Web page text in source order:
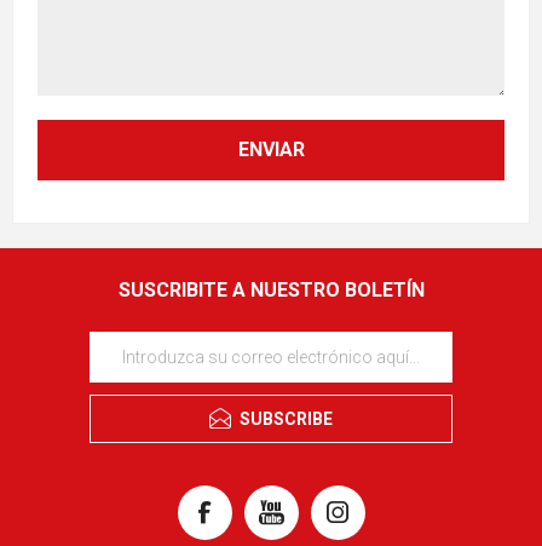
SUSCRIBITE A NUESTRO BOLETÍN
SUBSCRIBE